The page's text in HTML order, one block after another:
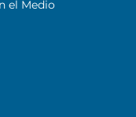
el Medio